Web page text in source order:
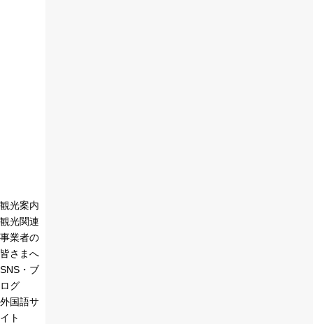
観光案内
観光関連
事業者の
皆さまへ
SNS・ブ
ログ
外国語サ
イト